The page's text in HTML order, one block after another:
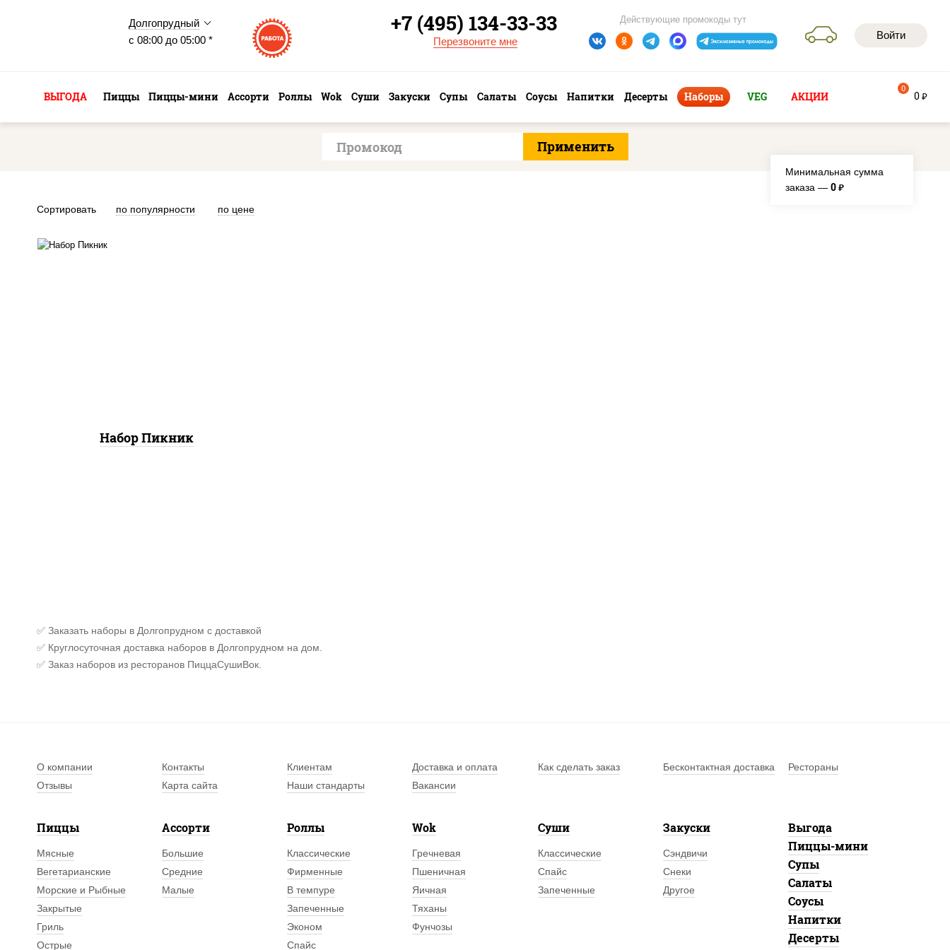
Долгопрудный
с 08:00 до 05:00 *
Войти
Действующие промокоды тут
+7 (495) 134-33-33
Перезвоните мне
ВЫГОДА Пиццы Пиццы-мини Ассорти Роллы Wok Суши Закуски Супы Салаты Соусы Напитки Десерты Наборы VEG АКЦИИ 0 руб
0
Сортировать по популярности по цене
Минимальная сумма
заказа — 0 руб.
Набор Пикник
✅ Заказать наборы в Долгопрудном с доставкой
✅ Круглосуточная доставка наборов в Долгопрудном на дом.
✅ Заказ наборов из ресторанов ПиццаСушиВок.
О компании Контакты Клиентам Доставка и оплата Как сделать заказ Бесконтактная доставка
Рестораны
Отзывы
Карта сайта Наши стандарты Вакансии
Пиццы
Мясные
Вегетарианские
Морские и Рыбные
Закрытые
Гриль
Острые
Ассорти
Большие
Средние
Малые
Роллы
Классические
Фирменные
В темпуре
Запеченные
Эконом
Спайс
Wok
Гречневая
Пшеничная
Яичная
Тяханы
Фунчозы
Суши
Классические
Спайс
Запеченные
Закуски
Сэндвичи
Снеки
Другое
Выгода
Пиццы-мини
Супы
Салаты
Соусы
Напитки
Десерты